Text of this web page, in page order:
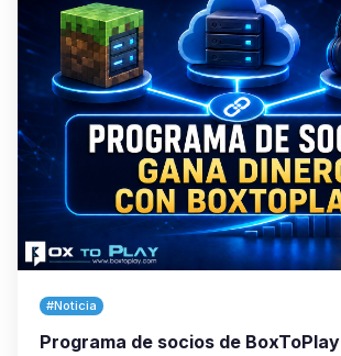
#Noticia
Programa de socios de BoxToPlay